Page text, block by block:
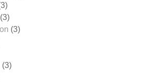
(3)
(3)
(3)